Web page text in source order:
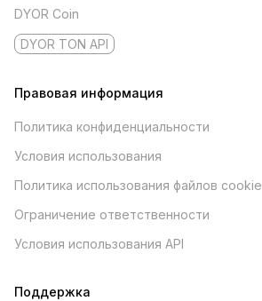
DYOR Coin
DYOR TON API
Правовая информация
Политика конфиденциальности
Условия использования
Политика использования файлов cookie
Ограничение ответственности
Условия использования API
Поддержка